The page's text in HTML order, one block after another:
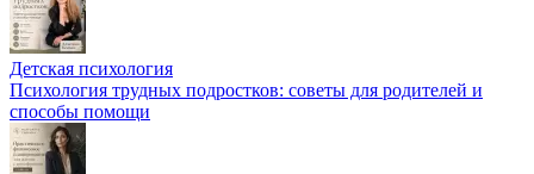
Детская психология
Психология трудных подростков: советы для родителей и
способы помощи